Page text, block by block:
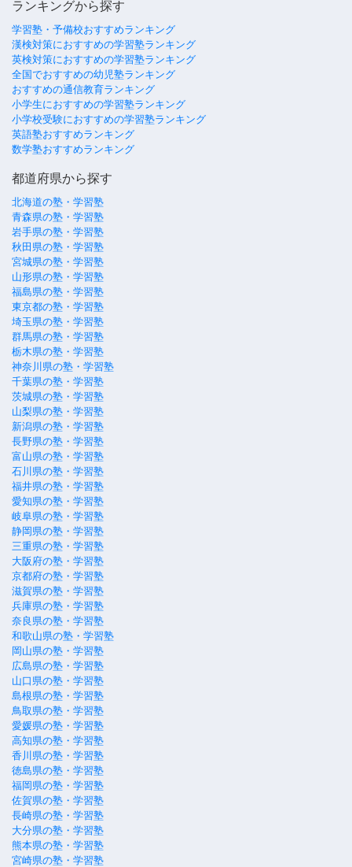
ランキングから探す
学習塾・予備校おすすめランキング
漢検対策におすすめの学習塾ランキング
英検対策におすすめの学習塾ランキング
全国でおすすめの幼児塾ランキング
おすすめの通信教育ランキング
小学生におすすめの学習塾ランキング
小学校受験におすすめの学習塾ランキング
英語塾おすすめランキング
数学塾おすすめランキング
都道府県から探す
北海道の塾・学習塾
青森県の塾・学習塾
岩手県の塾・学習塾
秋田県の塾・学習塾
宮城県の塾・学習塾
山形県の塾・学習塾
福島県の塾・学習塾
東京都の塾・学習塾
埼玉県の塾・学習塾
群馬県の塾・学習塾
栃木県の塾・学習塾
神奈川県の塾・学習塾
千葉県の塾・学習塾
茨城県の塾・学習塾
山梨県の塾・学習塾
新潟県の塾・学習塾
長野県の塾・学習塾
富山県の塾・学習塾
石川県の塾・学習塾
福井県の塾・学習塾
愛知県の塾・学習塾
岐阜県の塾・学習塾
静岡県の塾・学習塾
三重県の塾・学習塾
大阪府の塾・学習塾
京都府の塾・学習塾
滋賀県の塾・学習塾
兵庫県の塾・学習塾
奈良県の塾・学習塾
和歌山県の塾・学習塾
岡山県の塾・学習塾
広島県の塾・学習塾
山口県の塾・学習塾
島根県の塾・学習塾
鳥取県の塾・学習塾
愛媛県の塾・学習塾
高知県の塾・学習塾
香川県の塾・学習塾
徳島県の塾・学習塾
福岡県の塾・学習塾
佐賀県の塾・学習塾
長崎県の塾・学習塾
大分県の塾・学習塾
熊本県の塾・学習塾
宮崎県の塾・学習塾